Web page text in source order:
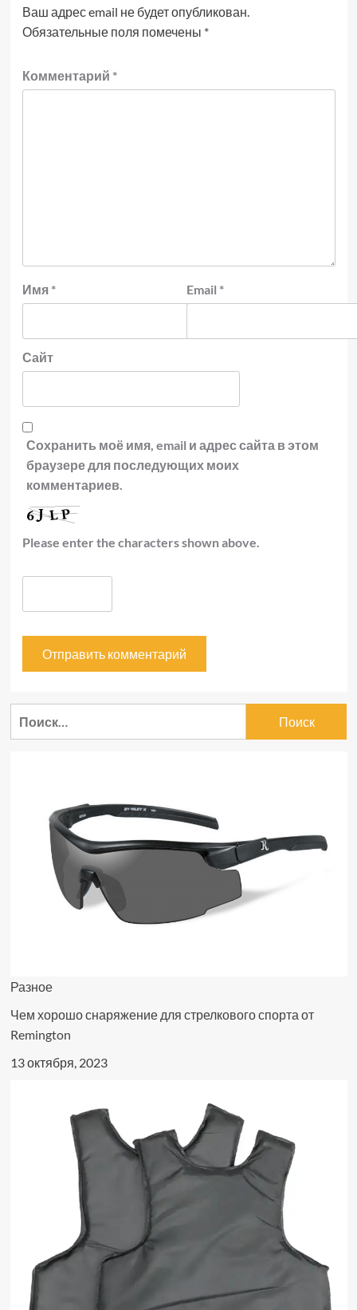
Ваш адрес email не будет опубликован.
Обязательные поля помечены *
Комментарий *
Имя * Email *
Сайт
Сохранить моё имя, email и адрес сайта в этом
браузере для последующих моих
комментариев.
Please enter the characters shown above.
Разное
Чем хорошо снаряжение для стрелкового спорта от
Remington
13 октября, 2023